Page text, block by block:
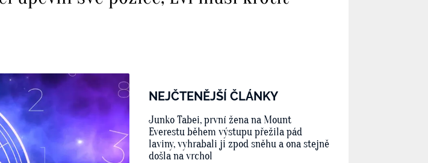
NEJČTENĚJŠÍ ČLÁNKY
Junko Tabei, první žena na Mount
Everestu během výstupu přežila pád
laviny, vyhrabali ji zpod sněhu a ona stejně
došla na vrchol